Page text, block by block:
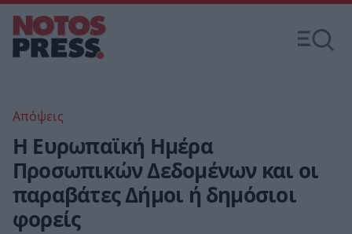
Απόψεις
Η Ευρωπαϊκή Ημέρα
Προσωπικών Δεδομένων και οι
παραβάτες Δήμοι ή δημόσιοι
φορείς